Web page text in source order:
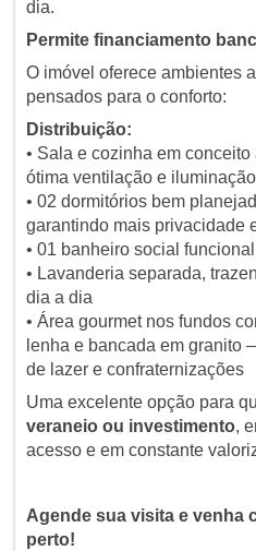
dia.
Permite financiamento
O imóvel oferece ambientes
pensados para o conforto:
Distribuição:
• Sala e cozinha em
ótima ventilação e iluminação
• 02 dormitórios bem
garantindo mais privacidade
• 01 banheiro social funcional
• Lavanderia separada,
dia a dia
• Área gourmet nos fundos
lenha e bancada em granito
de lazer e confraternizações
Uma excelente opção para
veraneio ou investimento,
acesso e em constante
Agende sua visita e venha
perto!